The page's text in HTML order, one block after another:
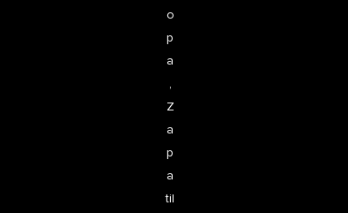
o
p
a
,
Z
a
p
a
til